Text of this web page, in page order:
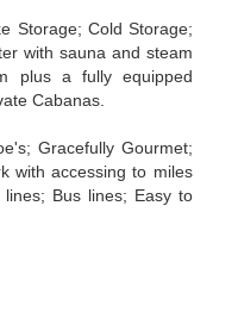
Storage; Cold Storage;
with sauna and steam
plus a fully equipped
Cabanas.
Gracefully Gourmet;
with accessing to miles
Bus lines; Easy to